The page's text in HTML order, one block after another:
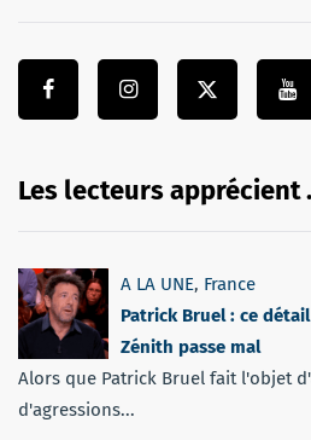
Les lecteurs apprécient
A LA UNE, France
Patrick Bruel : ce
Zénith passe mal
Alors que Patrick Bruel fait l'objet
d'agressions...